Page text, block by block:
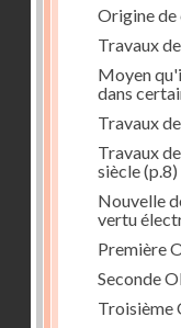
Origine
Travaux
Moyen
dans
Travaux
Travaux
siècle(p.8)
Nouvelle
vertu
Première
Seconde
Troisième